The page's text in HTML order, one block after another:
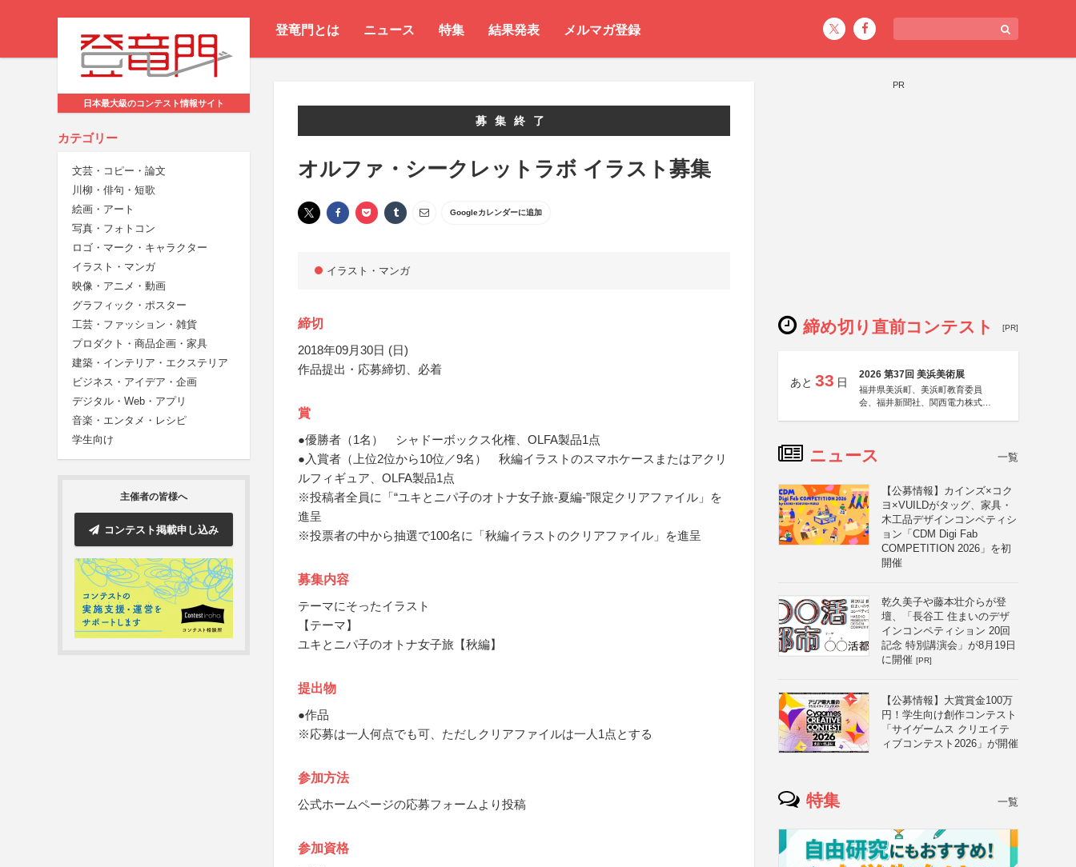
登竜門とは ニュース 特集 結果発表 メルマガ登録
日本最大級のコンテスト情報サイト
カテゴリー
文芸・コピー・論文
川柳・俳句・短歌
絵画・アート
写真・フォトコン
ロゴ・マーク・キャラクター
イラスト・マンガ
映像・アニメ・動画
グラフィック・ポスター
工芸・ファッション・雑貨
プロダクト・商品企画・家具
建築・インテリア・エクステリア
ビジネス・アイデア・企画
デジタル・Web・アプリ
音楽・エンタメ・レシピ
学生向け
主催者の皆様へ
コンテスト掲載申し込み
募集終了
オルファ・シークレットラボ イラスト募集
Googleカレンダーに追加
イラスト・マンガ
締切
2018年09月30日 (日)
作品提出・応募締切、必着
賞
●優勝者（1名） シャドーボックス化権、OLFA製品1点
●入賞者（上位2位から10位／9名） 秋編イラストのスマホケースまたはアクリ
ルフィギュア、OLFA製品1点
※投稿者全員に「“ユキとニパ子のオトナ女子旅-夏編-”限定クリアファイル」を
進呈
※投票者の中から抽選で100名に「秋編イラストのクリアファイル」を進呈
募集内容
テーマにそったイラスト
【テーマ】
ユキとニパ子のオトナ女子旅【秋編】
提出物
●作品
※応募は一人何点でも可、ただしクリアファイルは一人1点とする
参加方法
公式ホームページの応募フォームより投稿
参加資格
PR
締め切り直前コンテスト [PR]
あと 33 日
2026 第37回 美浜美術展
福井県美浜町、美浜町教育委員
会、福井新聞社、関西電力株式会
ニュース 一覧
【公募情報】カインズ×コク
ヨ×VUILDがタッグ、家具・
木工品デザインコンペティシ
ョン「CDM Digi Fab
COMPETITION 2026」を初
開催
乾久美子や藤本壮介らが登
壇、「長谷工 住まいのデザ
インコンペティション 20回
記念 特別講演会」が8月19日
に開催 [PR]
【公募情報】大賞賞金100万
円！学生向け創作コンテスト
「サイゲームス クリエイテ
ィブコンテスト2026」が開催
特集 一覧